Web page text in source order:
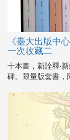
《臺大出版中
一次收藏二
十本書，新詮釋‧
碑。限量版套書，